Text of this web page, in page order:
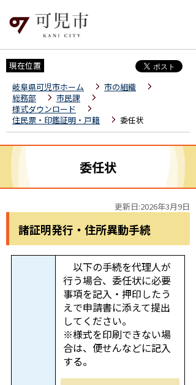
現在位置
岐阜県可児市ホーム
市の組織
総務部
市民課
様式ダウンロード
住民票・印鑑証明・戸籍
委任状
委任状
更新日:2026年3月9日
諸証明発行・住所異動手続
以下の手続を代理人が
行う場合、委任状に必要
事項を記入・押印したう
えで申請書に添えて提出
してください。
※様式を印刷できない場
合は、便せんなどに記入
する。